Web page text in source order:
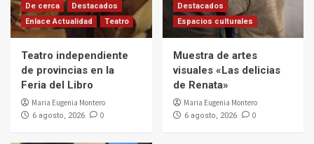
De cerca
Destacados
Enlace Actualidad
Teatro
Teatro independiente
de provincias en la
Feria del Libro
Maria Eugenia Montero
6 agosto, 2026 0
Destacados
Espacios culturales
Muestra de artes
visuales «Las delicias
de Renata»
Maria Eugenia Montero
6 agosto, 2026 0